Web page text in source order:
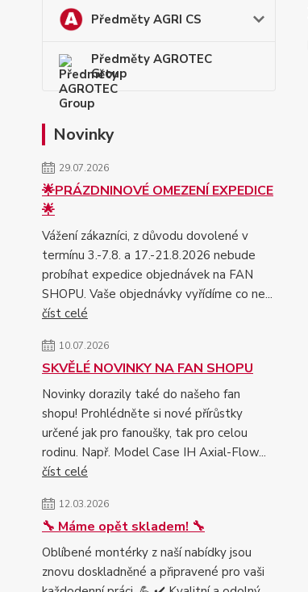
Předměty AGRI CS
Předměty AGROTEC
Group
Novinky
29.07.2026
🌟PRÁZDNINOVÉ OMEZENÍ EXPEDICE
🌟
Vážení zákazníci, z důvodu dovolené v
termínu 3.-7.8. a 17.-21.8.2026 nebude
probíhat expedice objednávek na FAN
SHOPU. Vaše objednávky vyřídíme co ne...
číst celé
10.07.2026
SKVĚLÉ NOVINKY NA FAN SHOPU
Novinky dorazily také do našeho fan
shopu! Prohlédněte si nové přírůstky
určené jak pro fanoušky, tak pro celou
rodinu. Např. Model Case IH Axial-Flow...
číst celé
12.03.2026
🔧 Máme opět skladem! 🔧
Oblíbené montérky z naší nabídky jsou
znovu doskladněné a připravené pro vaši